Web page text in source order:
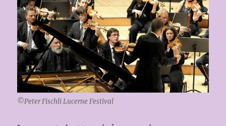
©Peter Fischli Lucerne Festival